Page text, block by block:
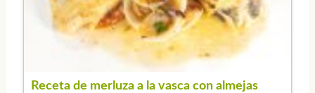
Receta de merluza a la vasca con almejas